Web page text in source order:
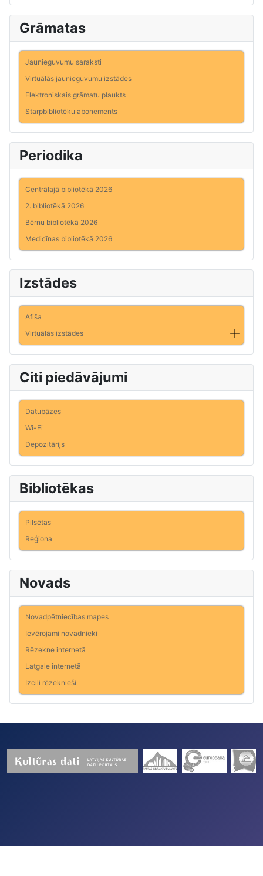
Grāmatas
Jaunieguvumu saraksti
Virtuālās jaunieguvumu izstādes
Elektroniskais grāmatu plaukts
Starpbibliotēku abonements
Periodika
Centrālajā bibliotēkā 2026
2. bibliotēkā 2026
Bērnu bibliotēkā 2026
Medicīnas bibliotēkā 2026
Izstādes
Afiša
Virtuālās izstādes
Citi piedāvājumi
Datubāzes
Wi-Fi
Depozitārijs
Bibliotēkas
Pilsētas
Reģiona
Novads
Novadpētniecības mapes
Ievērojami novadnieki
Rēzekne internetā
Latgale internetā
Izcili rēzeknieši